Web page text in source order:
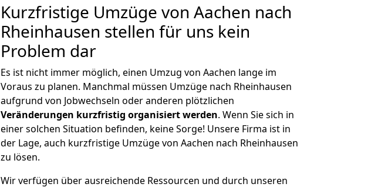
Kurzfristige Umzüge von Aachen nach
Rheinhausen stellen für uns kein
Problem dar
Es ist nicht immer möglich, einen Umzug von Aachen lange im
Voraus zu planen. Manchmal müssen Umzüge nach Rheinhausen
aufgrund von Jobwechseln oder anderen plötzlichen
Veränderungen kurzfristig organisiert werden. Wenn Sie sich in
einer solchen Situation befinden, keine Sorge! Unsere Firma ist in
der Lage, auch kurzfristige Umzüge von Aachen nach Rheinhausen
zu lösen.
Wir verfügen über ausreichende Ressourcen und durch unseren